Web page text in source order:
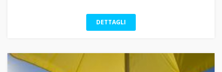
DETTAGLI